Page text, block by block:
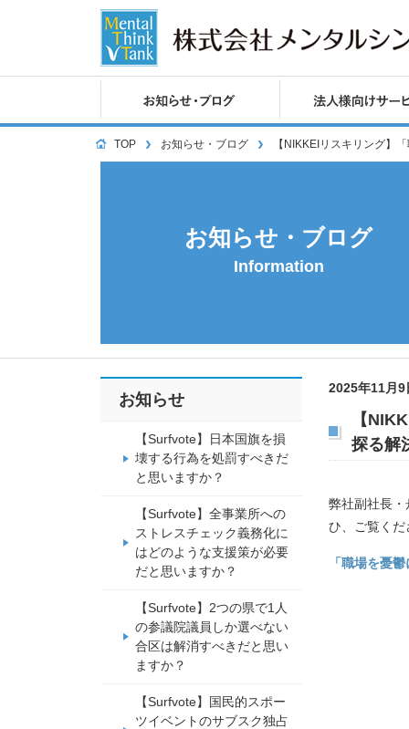
TOP お知らせ・ブログ 【NIKKEIリスキリング】
お知らせ・ブログ
Information
2025年11月
【
探る解
弊社副社長
ひ、ご覧くだ
「職場を憂
お知らせ
【Surfvote】日本国旗を損
壊する行為を処罰すべきだ
と思いますか？
【Surfvote】全事業所への
ストレスチェック義務化に
はどのような支援策が必要
だと思いますか？
【Surfvote】2つの県で1人
の参議院議員しか選べない
合区は解消すべきだと思い
ますか？
【Surfvote】国民的スポー
ツイベントのサブスク独占